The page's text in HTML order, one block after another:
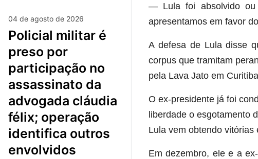
04 de agosto de 2026
policial militar é
preso por
participação no
assassinato da
advogada cláudia
félix; operação
identifica outros
envolvidos
— Lula foi absolvido ou
apresentamos em favor
A defesa de Lula disse
corpus que tramitam
pela Lava Jato em
O ex-presidente já foi
liberdade o esgotamento
Lula vem obtendo
Em dezembro, ele e a